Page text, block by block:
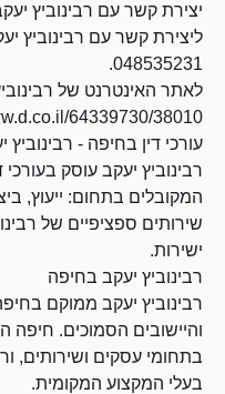
יצירת קשר עם רבינוביץ
ליצירת קשר עם רבינוביץ
048535231.
לאתר האינטרנט של
64339730/38010/
עורכי דין בחיפה - רבינוביץ
רבינוביץ יעקב עוסק
המקובלים בתחום: ייעוץ,
שירותים ספציפיים של
ישירות.
רבינוביץ יעקב בחיפה
רבינוביץ יעקב ממוקם
והיישובים הסמוכים.
בתחומי עסקים ושירותים,
בעלי המקצוע המקומית.